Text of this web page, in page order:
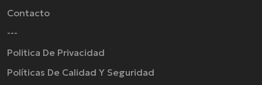
Contacto
---
Politica De Privacidad
Políticas De Calidad Y Seguridad